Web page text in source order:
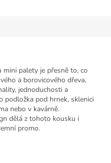
mini palety je přesně to, co
a borovicového dřeva,
jednoduchosti a
podložka pod hrnek, sklenici
nebo v kavárně.
dělá z tohoto kousku i
promo.